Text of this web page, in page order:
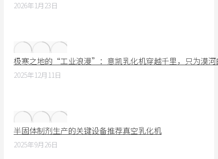
2026年1月23日
极寒之地的“工业浪漫”：意凯乳化机穿越千里，只为漠河
2025年12月11日
半固体制剂生产的关键设备推荐真空乳化机
2025年9月26日